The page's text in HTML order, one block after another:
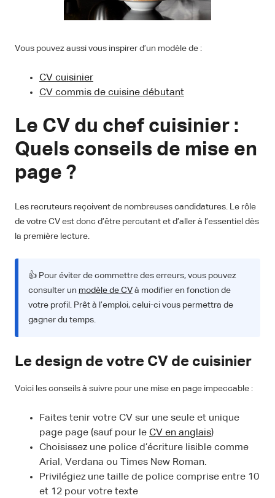
Vous pouvez aussi vous inspirer d’un modèle de :
CV cuisinier
CV commis de cuisine débutant
Le CV du chef cuisinier :
Quels conseils de mise en
page ?
Les recruteurs reçoivent de nombreuses candidatures. Le rôle
de votre CV est donc d’être percutant et d’aller à l’essentiel dès
la première lecture.
👍 Pour éviter de commettre des erreurs, vous pouvez
consulter un modèle de CV à modifier en fonction de
votre profil. Prêt à l’emploi, celui-ci vous permettra de
gagner du temps.
Le design de votre CV de cuisinier
Voici les conseils à suivre pour une mise en page impeccable :
Faites tenir votre CV sur une seule et unique
page page (sauf pour le CV en anglais)
Choisissez une police d’écriture lisible comme
Arial, Verdana ou Times New Roman.
Privilégiez une taille de police comprise entre 10
et 12 pour votre texte